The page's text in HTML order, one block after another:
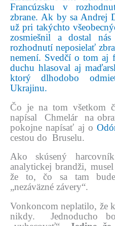
Francúzsku v
zbrane. Ak by sa Andrej
už pri takýchto
zosmiešnil a dostal
rozhodnutí neposielať
nemení. Svedčí o tom aj
duchu hlasoval aj
ktorý dlhodobo
Ukrajinu.
Čo je na tom
napísal Chmelár na
pokojne napísať aj o
cestou do Bruselu.
Ako skúsený
analytickej brandži,
že to, čo sa tam
„nezáväzné závery“.
Vonkoncom neplatilo, že
nikdy. Jednoducho